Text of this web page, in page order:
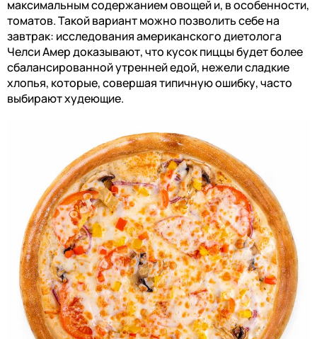
максимальным содержанием овощей и, в особенности,
томатов. Такой вариант можно позволить себе на
завтрак: исследования американского диетолога
Челси Амер доказывают, что кусок пиццы будет более
сбалансированной утренней едой, нежели сладкие
хлопья, которые, совершая типичную ошибку, часто
выбирают худеющие.